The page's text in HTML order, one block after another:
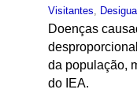
Visitantes
Doenças
da população,
do IEA.